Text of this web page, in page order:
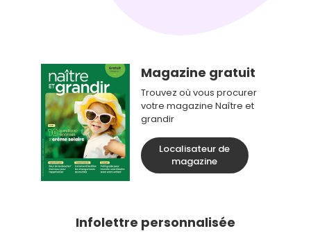
Magazine gratuit
Trouvez où vous procurer
votre magazine Naître et
grandir
Localisateur de
magazine
Infolettre personnalisée